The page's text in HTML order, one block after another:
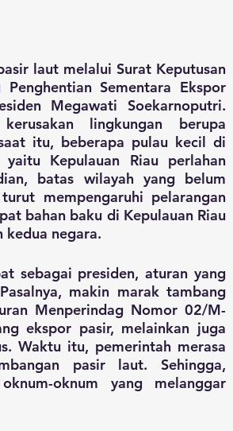
laut melalui Surat Keputusan
Sementara Ekspor
Megawati Soekarnoputri.
lingkungan berupa
itu, beberapa pulau kecil di
Kepulauan Riau perlahan
batas wilayah yang belum
mempengaruhi pelarangan
bahan baku di Kepulauan Riau
negara.
sebagai presiden, aturan yang
makin marak tambang
Menperindag Nomor 02/M-
ekspor pasir, melainkan juga
Waktu itu, pemerintah merasa
pasir laut. Sehingga,
oknum yang melanggar